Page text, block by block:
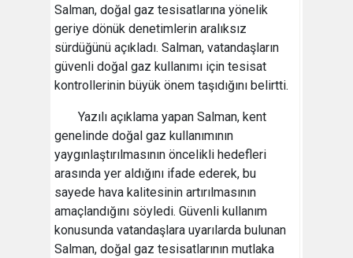
Salman, doğal gaz tesisatlarına yönelik
geriye dönük denetimlerin aralıksız
sürdüğünü açıkladı. Salman, vatandaşların
güvenli doğal gaz kullanımı için tesisat
kontrollerinin büyük önem taşıdığını belirtti.
Yazılı açıklama yapan Salman, kent
genelinde doğal gaz kullanımının
yaygınlaştırılmasının öncelikli hedefleri
arasında yer aldığını ifade ederek, bu
sayede hava kalitesinin artırılmasının
amaçlandığını söyledi. Güvenli kullanım
konusunda vatandaşlara uyarılarda bulunan
Salman, doğal gaz tesisatlarının mutlaka